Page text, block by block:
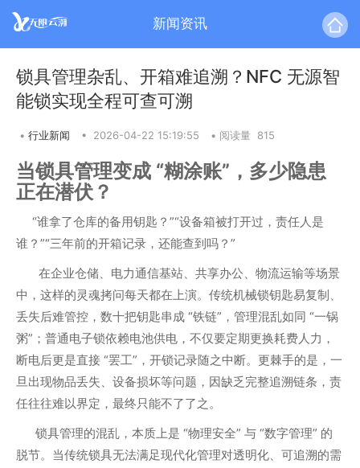
新闻资讯
锁具管理杂乱、开箱难追溯？NFC 无源智
能锁实现全程可查可溯
• 行业新闻 • 2026-04-22 15:19:55 • 阅读量 815
当锁具管理变成 “糊涂账”，多少隐患
正在潜伏？
“谁拿了仓库的备用钥匙？”“设备箱被打开过，责任人是
谁？”“三年前的开箱记录，还能查到吗？”
在企业仓储、电力通信基站、共享办公、物流运输等场景
中，这样的灵魂拷问每天都在上演。传统机械锁钥匙易复制、
丢失后难管控，数十把钥匙串成 “铁链”，管理混乱如同 “一锅
粥”；普通电子锁依赖电池供电，不仅要定期更换耗费人力，
断电后更是直接 “罢工”，开锁记录随之中断。更棘手的是，一
旦出现物品丢失、设备损坏等问题，因缺乏完整追溯链条，责
任往往难以界定，最终只能不了了之。
锁具管理的混乱，本质上是 “物理安全” 与 “数字管理” 的
脱节。当传统锁具无法满足现代化管理对透明化、可追溯的需